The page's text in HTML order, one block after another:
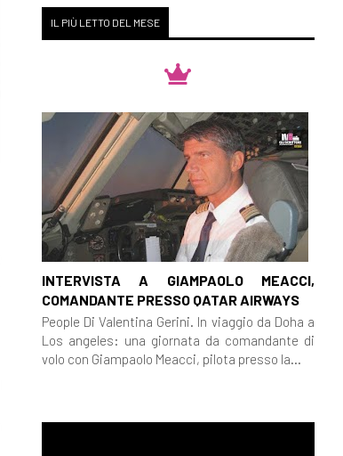
IL PIÙ LETTO DEL MESE
INTERVISTA A GIAMPAOLO MEACCI,
COMANDANTE PRESSO QATAR AIRWAYS
People Di Valentina Gerini. In viaggio da Doha a
Los angeles: una giornata da comandante di
volo con Giampaolo Meacci, pilota presso la...